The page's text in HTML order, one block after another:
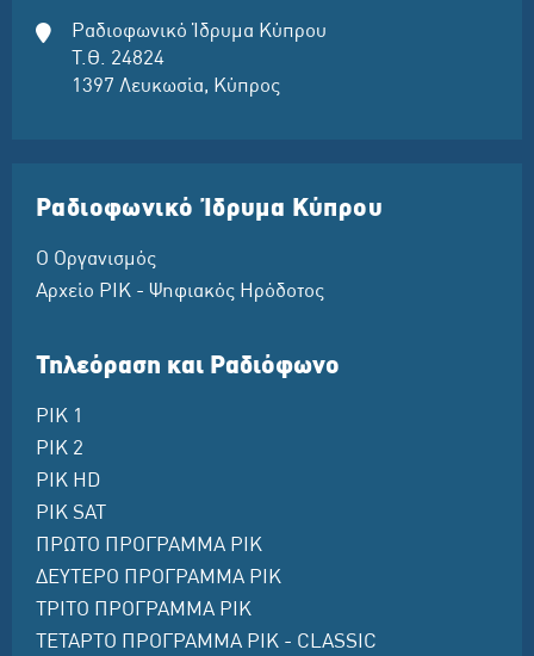
Ραδιοφωνικό Ίδρυμα Κύπρου
Τ.Θ. 24824
1397 Λευκωσία, Κύπρος
Ραδιοφωνικό Ίδρυμα Κύπρου
Ο Οργανισμός
Αρχείο ΡΙΚ - Ψηφιακός Ηρόδοτος
Τηλεόραση και Ραδιόφωνο
ΡΙΚ 1
ΡΙΚ 2
ΡΙΚ HD
ΡΙΚ SAT
ΠΡΩΤΟ ΠΡΟΓΡΑΜΜΑ ΡΙΚ
ΔΕΥΤΕΡΟ ΠΡΟΓΡΑΜΜΑ ΡΙΚ
ΤΡΙΤΟ ΠΡΟΓΡΑΜΜΑ ΡΙΚ
ΤΕΤΑΡΤΟ ΠΡΟΓΡΑΜΜΑ ΡΙΚ - CLASSIC